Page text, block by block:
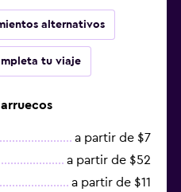
alternativos
tu viaje
a partir de $7
a partir de $52
a partir de $11